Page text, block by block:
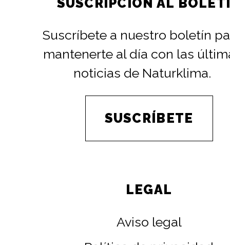
Suscríbete a nuestro boletín
mantenerte al día con las
noticias de Naturklima.
SUSCRÍBETE
LEGAL
Aviso legal